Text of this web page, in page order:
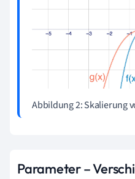
Abbildung 2: Skalierung
Parameter –